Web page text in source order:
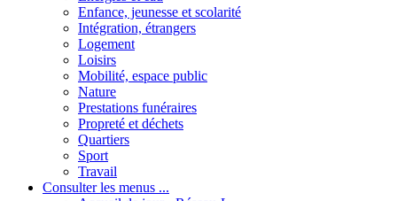
Enfance, jeunesse et scolarité
Intégration, étrangers
Logement
Loisirs
Mobilité, espace public
Nature
Prestations funéraires
Propreté et déchets
Quartiers
Sport
Travail
Consulter les menus ...